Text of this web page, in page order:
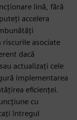
lină, fără
accelera
asociate
dacă
actualizați cele
implementarea
eficienței.
cu
întregul